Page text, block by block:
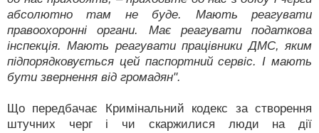
абсолютно там не буде. Мають реагувати
правоохоронні органи. Має реагувати податкова
інспекція. Мають реагувати працівники ДМС, яким
підпорядковується цей паспортний сервіс. І мають
бути звернення від громадян".
Що передбачає Кримінальний кодекс за створення
штучних черг і чи скаржилися люди на дії